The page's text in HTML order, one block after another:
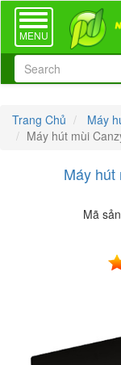
TOGGLE
NAVIGATION
MENU
Trang Chủ
Máy
Máy hút mùi
Máy hút
Mã